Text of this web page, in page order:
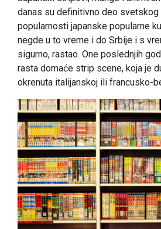
danas su definitivno deo svetskog
popularnosti japanske popularne
negde u to vreme i do Srbije i s
sigurno, rastao. One poslednjih
rasta domaće strip scene, koja je
okrenuta italijanskoj ili francusko-